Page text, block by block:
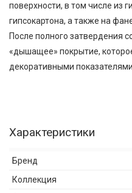
поверхности, в том числе из
гипсокартона, а также на
После полного затвердения
«дышащее» покрытие,
декоративными
Характеристики
Бренд
Коллекция